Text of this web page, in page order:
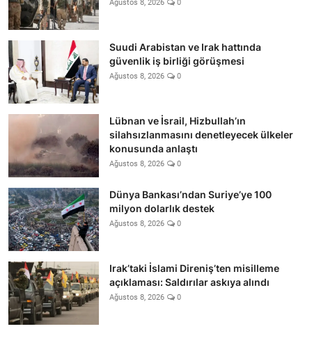
Ağustos 8, 2026 0
Suudi Arabistan ve Irak hattında
güvenlik iş birliği görüşmesi
Ağustos 8, 2026 0
Lübnan ve İsrail, Hizbullah’ın
silahsızlanmasını denetleyecek ülkeler
konusunda anlaştı
Ağustos 8, 2026 0
Dünya Bankası’ndan Suriye’ye 100
milyon dolarlık destek
Ağustos 8, 2026 0
Irak’taki İslami Direniş’ten misilleme
açıklaması: Saldırılar askıya alındı
Ağustos 8, 2026 0